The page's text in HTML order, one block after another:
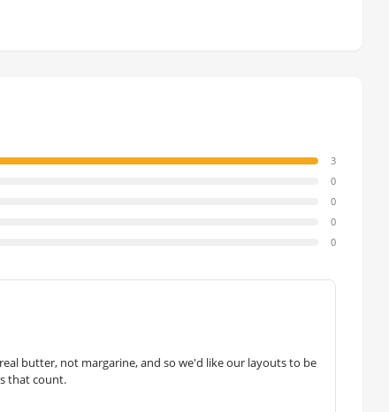
3
0
0
0
0
butter, not margarine, and so we'd like our layouts to be
that count.